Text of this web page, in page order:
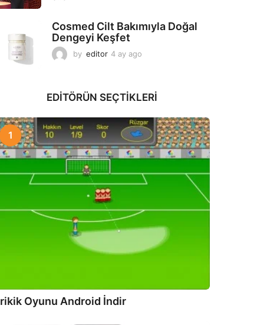
a
Cosmed Cilt Bakımıyla Doğal
Dengeyi Keşfet
by editor 4 ay ago
g
EDITÖRÜN SEÇTIKLERI
1
Oyunu Android İndir